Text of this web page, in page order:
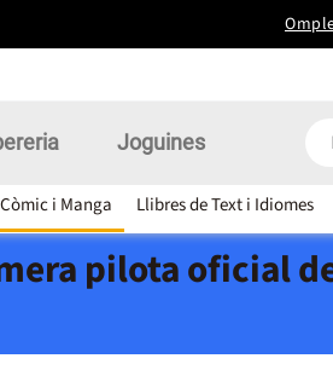
Còmic i Manga Llibres de Text i Idiomes
Joguines
pilota oficial